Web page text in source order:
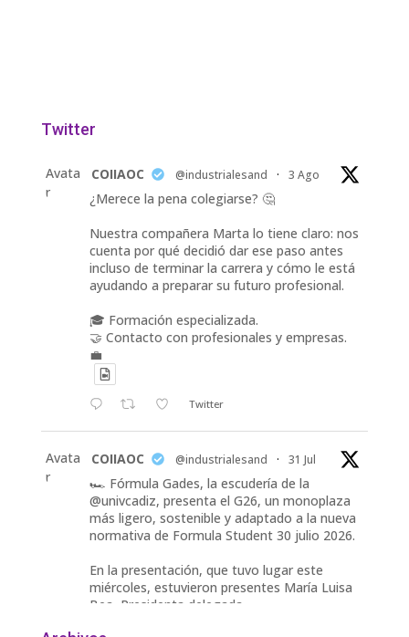
Twitter
Avata
r
COIIAOC @industrialesand · 3 Ago
¿Merece la pena colegiarse? 🤔
Nuestra compañera Marta lo tiene claro: nos
cuenta por qué decidió dar ese paso antes
incluso de terminar la carrera y cómo le está
ayudando a preparar su futuro profesional.
🎓 Formación especializada.
🤝 Contacto con profesionales y empresas.
💼
Twitter
Avata
r
COIIAOC @industrialesand · 31 Jul
🏎️ Fórmula Gades, la escudería de la
@univcadiz, presenta el G26, un monoplaza
más ligero, sostenible y adaptado a la nueva
normativa de Formula Student 30 julio 2026.
En la presentación, que tuvo lugar este
miércoles, estuvieron presentes María Luisa
Bea, Presidenta delegada